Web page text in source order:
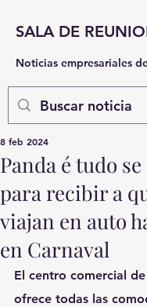
SALA DE
Noticias empresariales
Panda é tudo
para recibir a
viajan en auto
en Carnaval
8 feb 2024
El centro comercial
ofrece todas las